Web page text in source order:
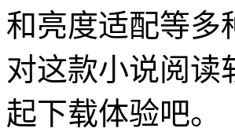
和亮度适配等多
对这款小说阅读
起下载体验吧。